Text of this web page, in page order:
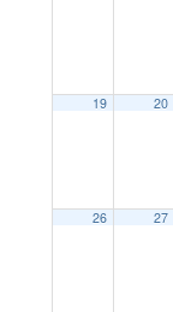
19 20
26 27